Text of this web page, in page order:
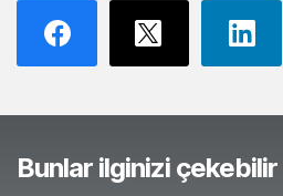
Bunlar ilginizi çekebilir